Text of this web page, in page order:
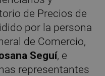
de Precios de
por la persona
de Comercio,
Seguí, e
representantes